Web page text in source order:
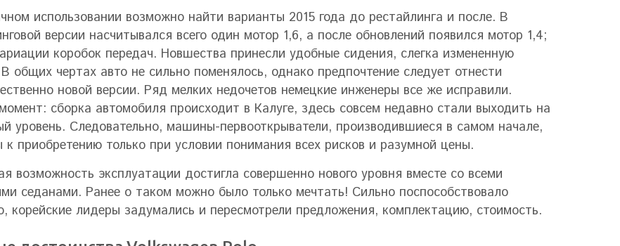
использовании возможно найти варианты 2015 года до рестайлинга и после. В
версии насчитывался всего один мотор 1,6, а после обновлений появился мотор 1,4;
коробок передач. Новшества принесли удобные сидения, слегка измененную
общих чертах авто не сильно поменялось, однако предпочтение следует отнести
новой версии. Ряд мелких недочетов немецкие инженеры все же исправили.
сборка автомобиля происходит в Калуге, здесь совсем недавно стали выходить на
уровень. Следовательно, машины-первооткрыватели, производившиеся в самом начале,
к приобретению только при условии понимания всех рисков и разумной цены.
возможность эксплуатации достигла совершенно нового уровня вместе со всеми
седанами. Ранее о таком можно было только мечтать! Сильно поспособствовало
корейские лидеры задумались и пересмотрели предложения, комплектацию, стоимость.